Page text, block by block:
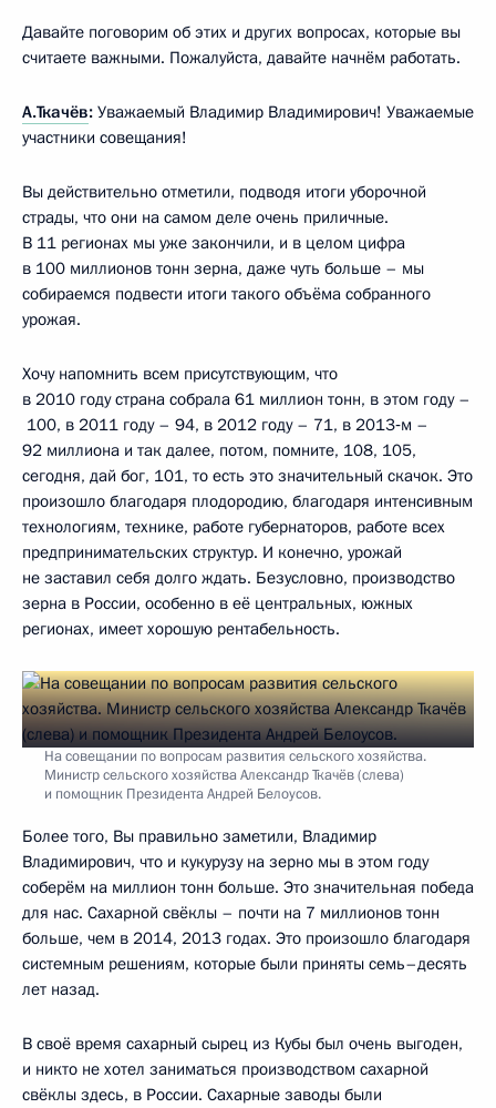
Давайте поговорим об этих и других вопросах, которые вы
считаете важными. Пожалуйста, давайте начнём работать.
А.Ткачёв: Уважаемый Владимир Владимирович! Уважаемые
участники совещания!
Вы действительно отметили, подводя итоги уборочной
страды, что они на самом деле очень приличные.
В 11 регионах мы уже закончили, и в целом цифра
в 100 миллионов тонн зерна, даже чуть больше – мы
собираемся подвести итоги такого объёма собранного
урожая.
Хочу напомнить всем присутствующим, что
в 2010 году страна собрала 61 миллион тонн, в этом году –
100, в 2011 году – 94, в 2012 году – 71, в 2013‑м –
92 миллиона и так далее, потом, помните, 108, 105,
сегодня, дай бог, 101, то есть это значительный скачок. Это
произошло благодаря плодородию, благодаря интенсивным
технологиям, технике, работе губернаторов, работе всех
предпринимательских структур. И конечно, урожай
не заставил себя долго ждать. Безусловно, производство
зерна в России, особенно в её центральных, южных
регионах, имеет хорошую рентабельность.
На совещании по вопросам развития сельского хозяйства.
Министр сельского хозяйства Александр Ткачёв (слева)
и помощник Президента Андрей Белоусов.
Более того, Вы правильно заметили, Владимир
Владимирович, что и кукурузу на зерно мы в этом году
соберём на миллион тонн больше. Это значительная победа
для нас. Сахарной свёклы – почти на 7 миллионов тонн
больше, чем в 2014, 2013 годах. Это произошло благодаря
системным решениям, которые были приняты семь–десять
лет назад.
В своё время сахарный сырец из Кубы был очень выгоден,
и никто не хотел заниматься производством сахарной
свёклы здесь, в России. Сахарные заводы были